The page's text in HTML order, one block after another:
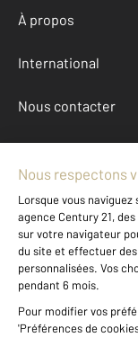
À propos
International
Nous contacter
Mentions
Achat